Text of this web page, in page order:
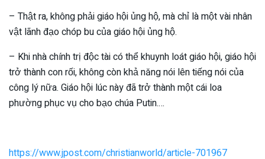
– Thật ra, không phải giáo hội ủng hộ, mà chỉ là một vài nhân
vật lãnh đạo chóp bu của giáo hội ủng hộ.
– Khi nhà chính trị độc tài có thể khuynh loát giáo hội, giáo hội
trở thành con rối, không còn khả năng nói lên tiếng nói của
công lý nữa. Giáo hội lúc này đã trở thành một cái loa
phường phục vụ cho bạo chúa Putin.…
https://www.jpost.com/christianworld/article-701967